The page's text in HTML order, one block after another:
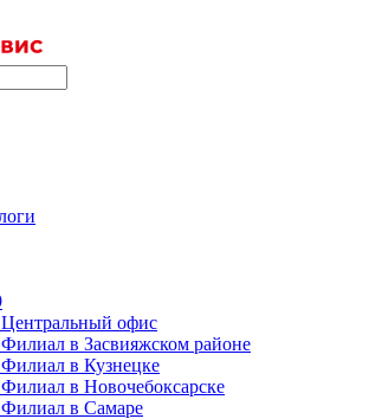
Центральный офис
Филиал в Засвияжском районе
Филиал в Кузнецке
Филиал в Новочебоксарске
Филиал в Самаре